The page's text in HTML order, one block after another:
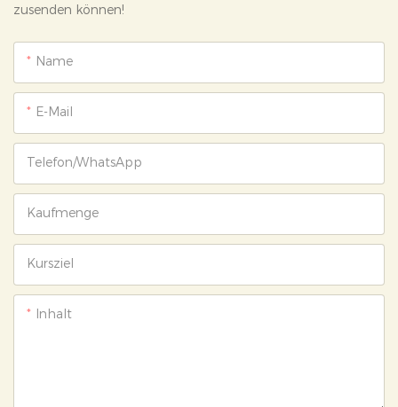
zusenden können!
Name
E-Mail
Telefon/WhatsApp
Kaufmenge
Kursziel
Inhalt